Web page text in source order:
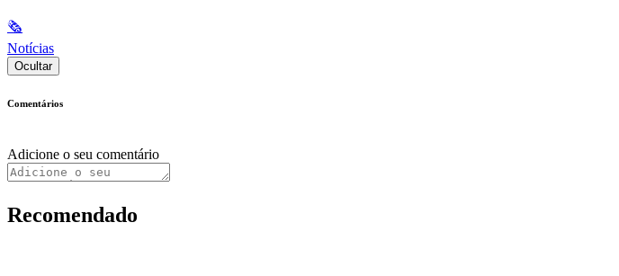
🗞
Notícias
Ocultar
Comentários
Adicione o seu comentário
Recomendado